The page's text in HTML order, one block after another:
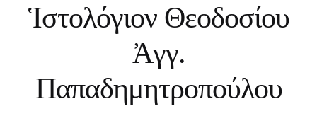
Ἱστολόγιον Θεοδοσίου
Ἀγγ.
Παπαδημητροπούλου